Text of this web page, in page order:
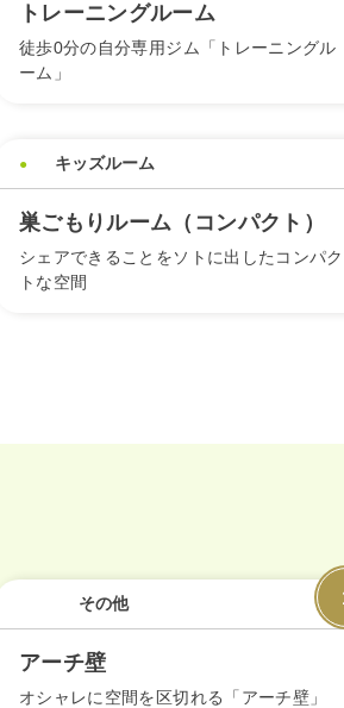
トレーニングルーム
徒歩0分の自分専用ジム「トレーニングル
ーム」
キッズルーム
巣ごもりルーム（コンパクト）
シェアできることをソトに出したコンパク
トな空間
その他
アーチ壁
オシャレに空間を区切れる「アーチ壁」